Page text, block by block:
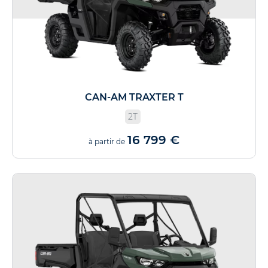
CAN-AM TRAXTER T
2T
à partir de 16 799 €